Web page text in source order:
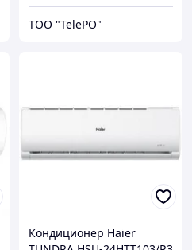
ТОО "TelePO"
Кондиционер Haier